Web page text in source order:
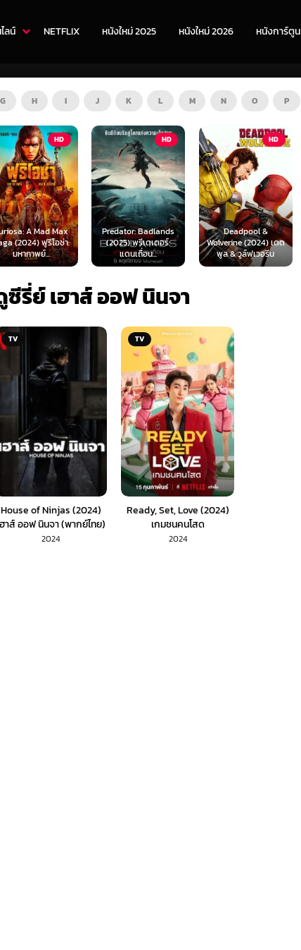
ลน์ NETFLIX หนังใหม่ 2025 หนังใหม่ 2026 หนังการ์ตูน
G H I J K L M N O P
HD
Badlands
(2025) พรีเดเตอร์:
แดนเถื่อน...
HD
Deadpool &
Wolverine (2024) เดด
พูล & วูล์ฟเวอรีน
ZOOM
Hungry (2026) พากย์
ไทย 1X
ซีรี่ย์ เฮาส์ ออฟ นินจา
TV
House of Ninjas (2024)
าส์ ออฟ นินจา (พากย์ไทย)
2024
TV
Ready, Set, Love (2024)
เกมชนคนโสด
2024